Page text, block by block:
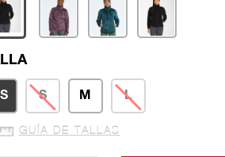
S M L
GUÍA DE TALLAS